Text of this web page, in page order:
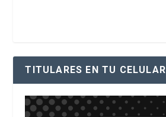
TITULARES EN TU CELULAR